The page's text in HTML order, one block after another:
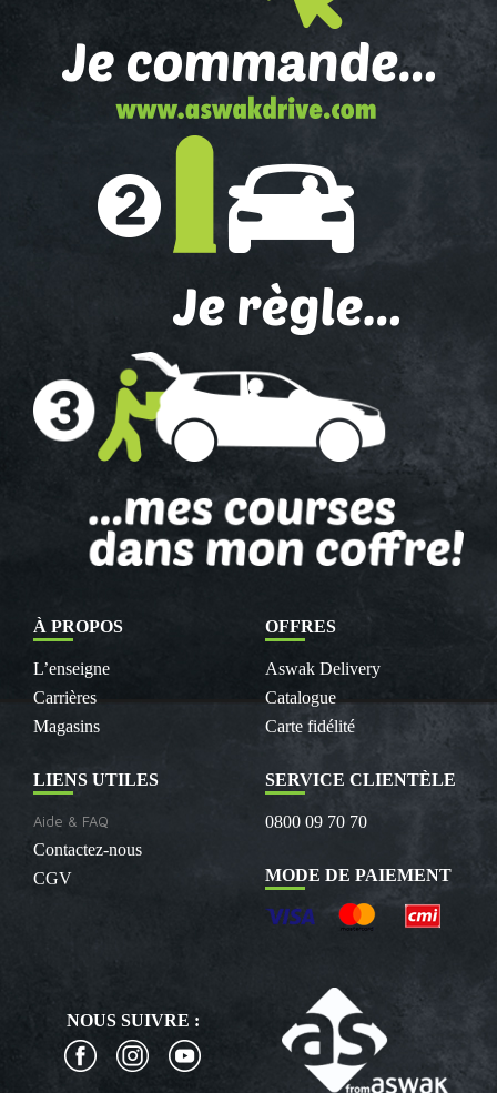
À PROPOS
L’enseigne
Carrières
Magasins
OFFRES
Aswak Delivery
Catalogue
Carte fidélité
LIENS UTILES
Aide & FAQ
Contactez-nous
CGV
SERVICE CLIENTÈLE
0800 09 70 70
MODE DE PAIEMENT
NOUS SUIVRE :